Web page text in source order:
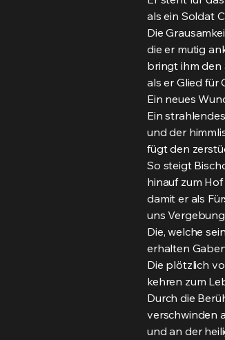
als ein Soldat
Die
die er mutig
bringt ihm den
als er Glied für
Ein neues
Ein
und der
fügt den
So steigt
hinauf zum
damit er als
uns
Die, welche
erhalten
Die plötzlich
kehren zum
Durch die
verschwinden
und an der